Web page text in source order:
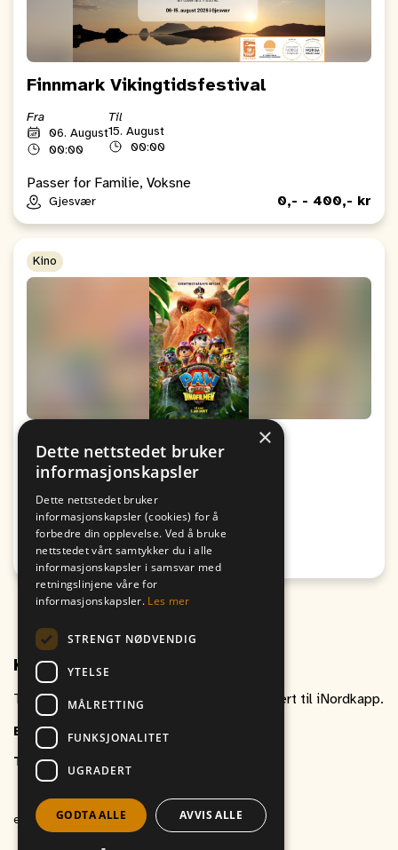
Finnmark Vikingtidsfestival
Fra
06. August
00:00
Til
15. August
00:00
Passer for Familie, Voksne
Gjesvær 0,- - 400,- kr
Kino
Kino: Paw Patrol: Dinofilmen
Fra
17:00
Til
19:00
Passer for alle
Honningsvåg
Kontakt oss
Ta gjerne kontakt om du har spørsmål relatert til iNordkapp.
E-post
inordkapp@vitikka.no
Telefon
et produkt avVitikka AS
×
Dette nettstedet bruker
informasjonskapsler
Dette nettstedet bruker
informasjonskapsler (cookies) for å
forbedre din opplevelse. Ved å bruke
nettstedet vårt samtykker du i alle
informasjonskapsler i samsvar med
retningslinjene våre for
informasjonskapsler. Les mer
STRENGT NØDVENDIG
YTELSE
MÅLRETTING
FUNKSJONALITET
UGRADERT
GODTA ALLE AVVIS ALLE